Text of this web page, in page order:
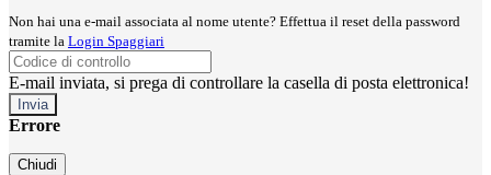
Non hai una e-mail associata al nome utente? Effettua il reset della password
tramite la Login Spaggiari
E-mail inviata, si prega di controllare la casella di posta elettronica!
Errore
Chiudi